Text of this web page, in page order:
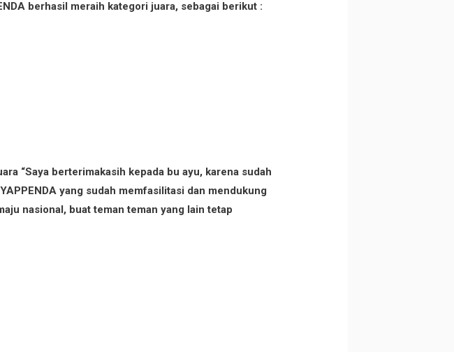
berhasil meraih kategori juara, sebagai berikut :
“Saya berterimakasih kepada bu ayu, karena sudah
yang sudah memfasilitasi dan mendukung
nasional, buat teman teman yang lain tetap